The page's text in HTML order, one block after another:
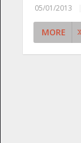
05/01/2013
MORE